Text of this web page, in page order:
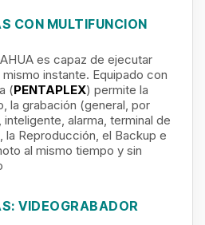
CON MULTIFUNCION
es capaz de ejecutar
instante. Equipado con
(PENTAPLEX) permite la
la grabación (general, por
alarma, terminal de
la Reproducción, el Backup e
al mismo tiempo y sin
VIDEOGRABADOR